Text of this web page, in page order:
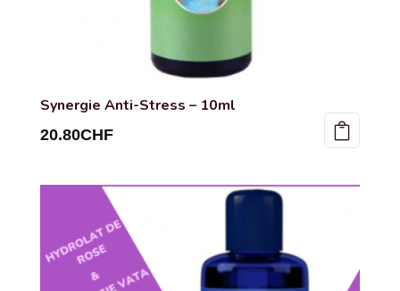
Synergie Anti-Stress – 10ml
20.80CHF